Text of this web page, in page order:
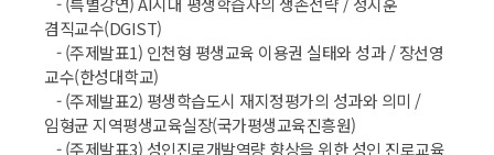
겸직교수(DGIST)
- (주제발표1) 인천형 평생교육 이용권 실태와 성과 / 장선영
교수(한성대학교)
- (주제발표2) 평생학습도시 재지정평가의 성과와 의미 /
임형균 지역평생교육실장(국가평생교육진흥원)
- (주제발표3) 성인진로개발역량 향상을 위한 성인 진로교육